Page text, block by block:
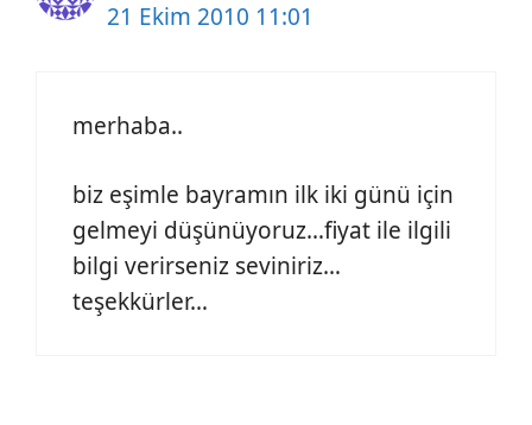
21 Ekim 2010 11:01
merhaba..
biz eşimle bayramın ilk iki günü için
gelmeyi düşünüyoruz…fiyat ile ilgili
bilgi verirseniz seviniriz…
teşekkürler…